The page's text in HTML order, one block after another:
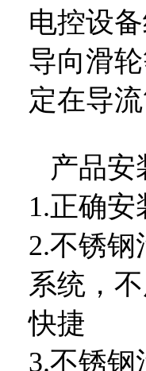
电控设
导向滑
定在导
产品安
1.正确
2.不锈钢
系统，
快捷
3.不锈钢